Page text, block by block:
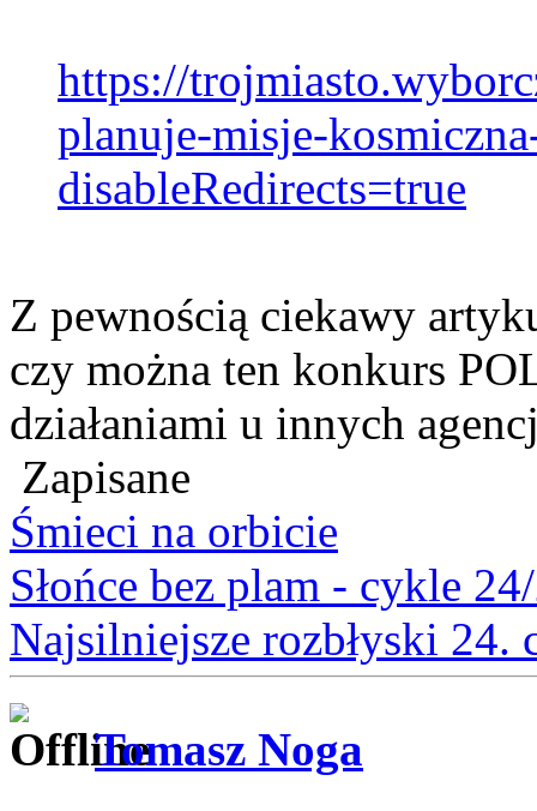
https://
planuje-misje-
disableRedirects=true
Z pewnością ciekawy
czy można ten konkurs
działaniami u innych
Zapisane
Śmieci na orbicie
Słońce bez plam - cykle
Najsilniejsze rozbłyski 24.
Tomasz Noga